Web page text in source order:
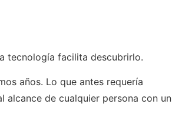
tecnología facilita descubrirlo.
años. Lo que antes requería
alcance de cualquier persona con un